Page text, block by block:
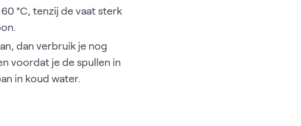
°C, tenzij de vaat sterk
dan verbruik je nog
voordat je de spullen in
in koud water.